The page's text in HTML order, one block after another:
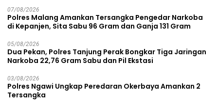
07/08/2026
Polres Malang Amankan Tersangka Pengedar Narkoba
di Kepanjen, Sita Sabu 96 Gram dan Ganja 131 Gram
05/08/2026
Dua Pekan, Polres Tanjung Perak Bongkar Tiga Jaringan
Narkoba 22,76 Gram Sabu dan Pil Ekstasi
03/08/2026
Polres Ngawi Ungkap Peredaran Okerbaya Amankan 2
Tersangka